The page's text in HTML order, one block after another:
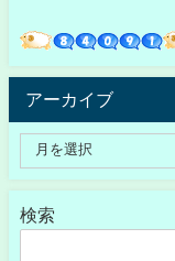
アーカイブ
検索